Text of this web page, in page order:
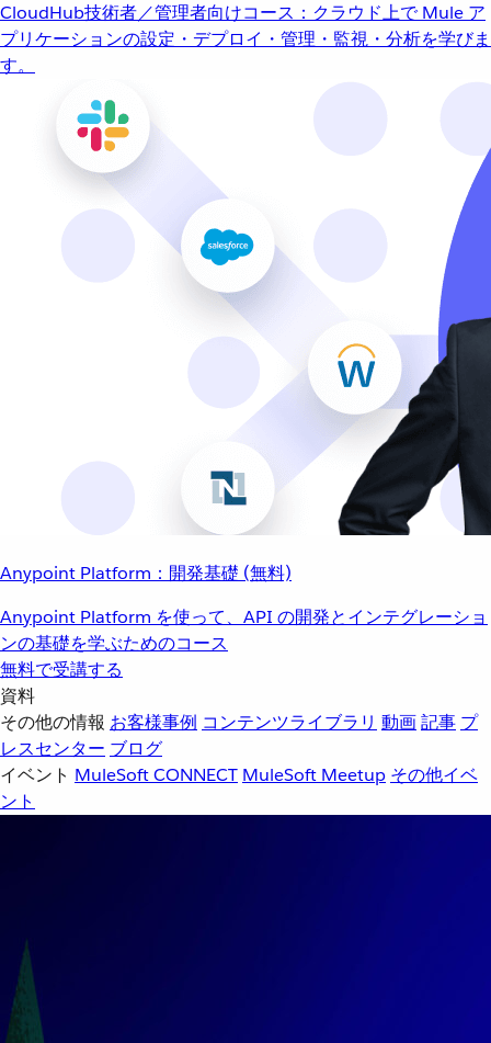
CloudHub技術者／管理者向けコース：クラウド上で Mule ア
プリケーションの設定・デプロイ・管理・監視・分析を学びま
す。
Anypoint Platform：開発基礎 (無料)
Anypoint Platform を使って、API の開発とインテグレーショ
ンの基礎を学ぶためのコース
無料で受講する
資料
その他の情報 お客様事例 コンテンツライブラリ 動画記事 プ
レスセンター ブログ
イベント MuleSoft CONNECT MuleSoft Meetup その他イベ
ント